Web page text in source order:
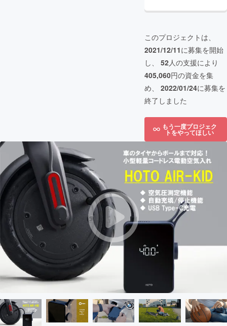
このプロジェクトは、
2021/12/11に募集を開始
し、 52人の支援により
405,060円の資金を集
め、 2022/01/24に募集を
終了しました
もう一度プロジェク
トをやってほしい